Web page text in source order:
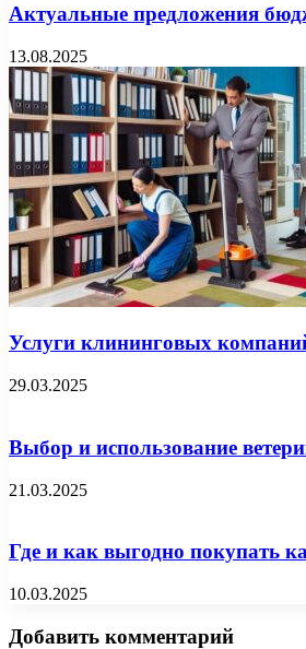
Актуальные предложения
13.08.2025
Услуги клининговых
29.03.2025
Выбор и использование
21.03.2025
Где и как выгодно покупать
10.03.2025
Добавить комментарий